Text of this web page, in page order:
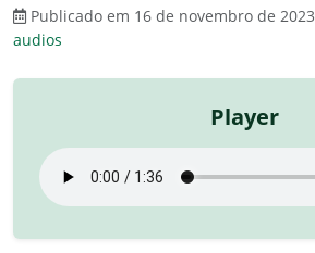
Publicado em 16 de novembro de 2023
audios
Player